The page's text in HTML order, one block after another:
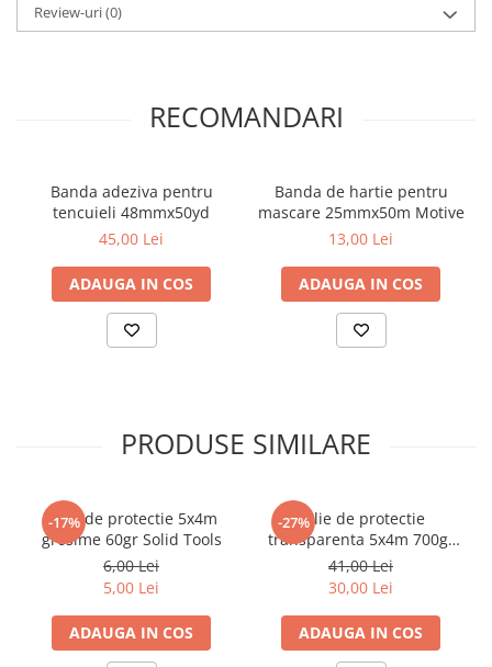
Review-uri(0)
RECOMANDARI
Banda adeziva pentru
tencuieli 48mmx50yd
45,00 Lei
ADAUGA IN COS
Banda de hartie pentru
mascare 25mmx50m Motive
13,00 Lei
ADAUGA IN COS
PRODUSE SIMILARE
-17%
Folie de protectie 5x4m
grosime 60gr Solid Tools
6,00 Lei
5,00 Lei
ADAUGA IN COS
-27%Folie de protectie
transparenta 5x4m 700gr
Solid Tools
41,00 Lei
30,00 Lei
ADAUGA IN COS